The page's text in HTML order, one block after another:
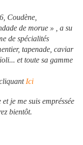
Coudène,
de morue » , a su
de spécialités
tapenade, caviar
et toute sa gamme
Ici
je me suis empréssée
bientôt.